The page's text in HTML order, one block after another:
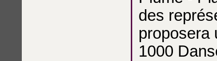
des
proposera
1000